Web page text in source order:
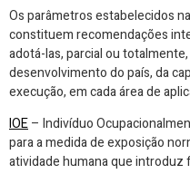
Os parâmetros estabelecidos
constituem recomendações
adotá-las, parcial ou
desenvolvimento do país, da
execução, em cada área de
IOE– Indivíduo
para a medida de exposição
atividade humana que introduz